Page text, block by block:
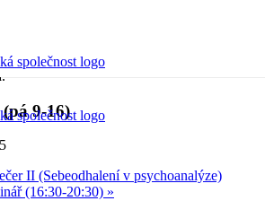
9-16)
II (Sebeodhalení v psychoanalýze)
(16:30-20:30) »